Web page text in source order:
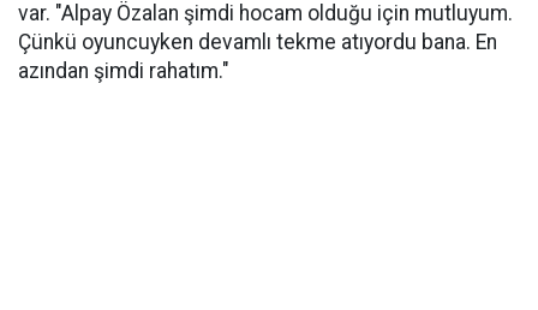
var. "Alpay Özalan şimdi hocam olduğu için mutluyum.
Çünkü oyuncuyken devamlı tekme atıyordu bana. En
azından şimdi rahatım."